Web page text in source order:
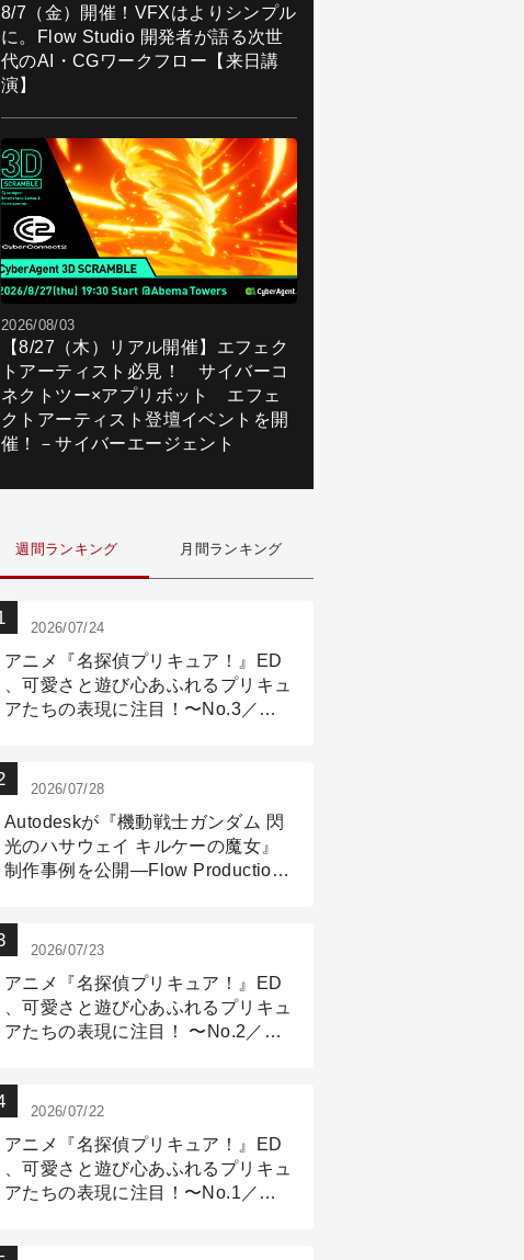
8/7（金）開催！VFXはよりシンプル
に。Flow Studio 開発者が語る次世
代のAI・CGワークフロー【来日講
演】
2026/08/03
【8/27（木）リアル開催】エフェク
トアーティスト必見！ サイバーコ
ネクトツー×アプリボット エフェ
クトアーティスト登壇イベントを開
催！－サイバーエージェント
週間ランキング 月間ランキング
2026/07/24
アニメ『名探偵プリキュア！』ED
、可愛さと遊び心あふれるプリキュ
アたちの表現に注目！〜No.3／ア
2026/07/28
Autodeskが『機動戦士ガンダム 閃
光のハサウェイ キルケーの魔女』
制作事例を公開―Flow Production
2026/07/23
アニメ『名探偵プリキュア！』ED
、可愛さと遊び心あふれるプリキュ
アたちの表現に注目！ 〜No.2／モ
2026/07/22
アニメ『名探偵プリキュア！』ED
、可愛さと遊び心あふれるプリキュ
アたちの表現に注目！〜No.1／演